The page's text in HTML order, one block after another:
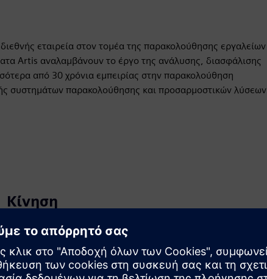
εταιρεία στον τομέα της παρακολούθησης εργαλείων
Artis αναλαμβάνουν το έργο της ανάλυσης, διασφάλισης
από 30 χρόνια εμπειρίας στην παρακολούθηση
συστημάτων παρακολούθησης και προσαρμοστικών λύσεων
Κίνηση
Build
Xcelerator δημιουργώντας ένα νέο προϊόν ή δημιουργεί
μια νέα λύση για πελάτη μέσω της ενσωμάτωσης του